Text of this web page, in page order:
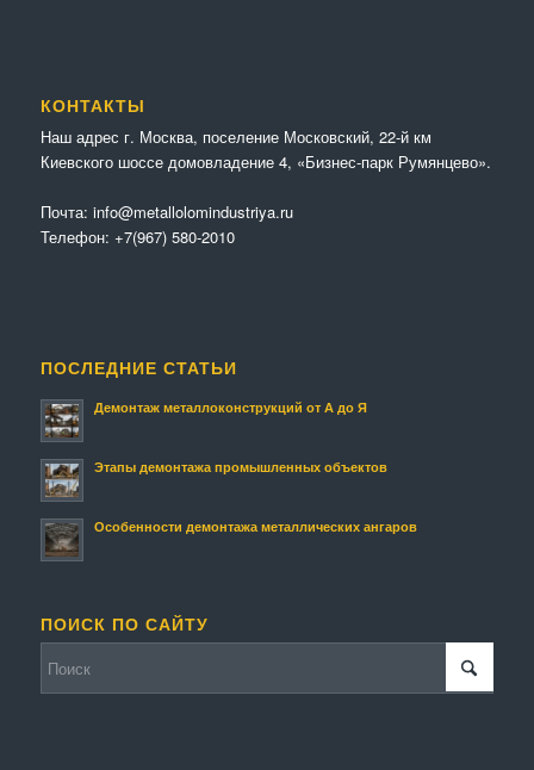
КОНТАКТЫ
Наш адрес г. Москва, поселение Московский, 22-й км
Киевского шоссе домовладение 4, «Бизнес-парк Румянцево».
Почта: info@metallolomindustriya.ru
Телефон: +7(967) 580-2010
ПОСЛЕДНИЕ СТАТЬИ
Демонтаж металлоконструкций от А до Я
Этапы демонтажа промышленных объектов
Особенности демонтажа металлических ангаров
ПОИСК ПО САЙТУ